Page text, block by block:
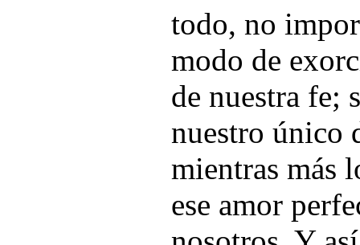
todo, no
modo de
de nuestra fe;
nuestro único
mientras más
ese amor